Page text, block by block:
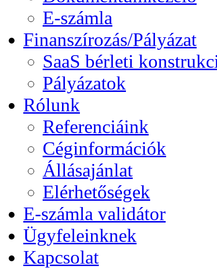
E-számla
Finanszírozás/Pályázat
SaaS bérleti
Pályázatok
Rólunk
Referenciáink
Céginformációk
Állásajánlat
Elérhetőségek
E-számla validátor
Ügyfeleinknek
Kapcsolat